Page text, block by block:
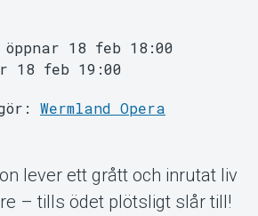
Support
öppnar 18 feb 18:00
18 feb 19:00
Wermland Opera
lever ett grått och inrutat liv
– tills ödet plötsligt slår till!